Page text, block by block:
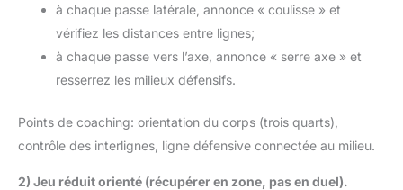
à chaque passe latérale, annonce « coulisse » et
vérifiez les distances entre lignes;
à chaque passe vers l’axe, annonce « serre axe » et
resserrez les milieux défensifs.
Points de coaching: orientation du corps (trois quarts),
contrôle des interlignes, ligne défensive connectée au milieu.
2) Jeu réduit orienté (récupérer en zone, pas en duel).